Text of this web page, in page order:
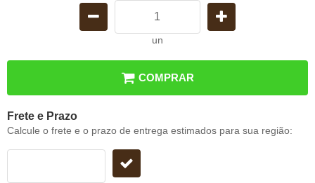
un
COMPRAR
Frete e Prazo
Calcule o frete e o prazo de entrega estimados para sua região: